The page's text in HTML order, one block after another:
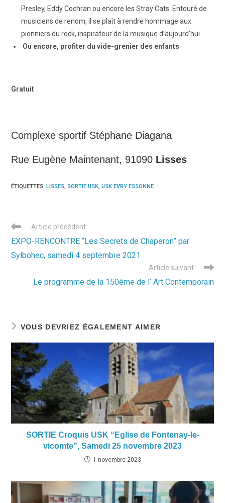
Presley, Eddy Cochran ou encore les Stray Cats. Entouré de
musiciens de renom, il se plaît à rendre hommage aux
pionniers du rock, inspirateur de la musique d’aujourd’hui.
Ou encore, profiter du vide-grenier des enfants
Gratuit
Complexe sportif Stéphane Diagana
Rue Eugène Maintenant, 91090 Lisses
ÉTIQUETTES:LISSES, SORTIE USK, USK EVRY ESSONNE
Read
articles
Article précédent
EXPO-RENCONTRE “Les Secrets de Chaperon” par
Sylbohec, samedi 4 septembre 2021
Article suivant
Le programme de la 150ème de l’ Art Contemporain
VOUS DEVRIEZ ÉGALEMENT AIMER
SORTIE Croquis USK “Eglise de Fontenay-le-
vicomte”, Samedi 25 novembre 2023
1 novembre 2023